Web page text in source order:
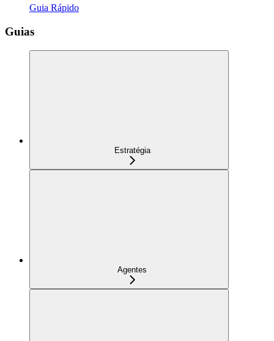
Guia Rápido
Guias
Estratégia
Agentes